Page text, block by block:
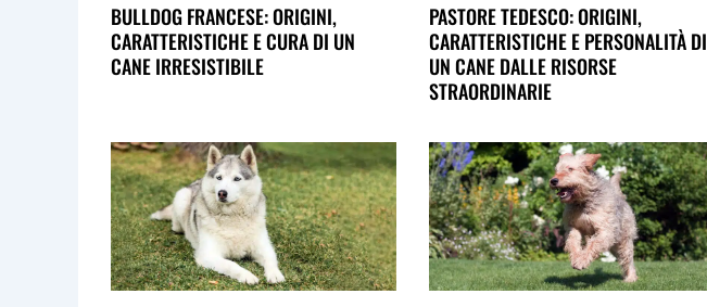
BULLDOG FRANCESE: ORIGINI,
CARATTERISTICHE E CURA DI UN
CANE IRRESISTIBILE
PASTORE TEDESCO: ORIGINI,
CARATTERISTICHE E PERSONALITÀ DI
UN CANE DALLE RISORSE
STRAORDINARIE